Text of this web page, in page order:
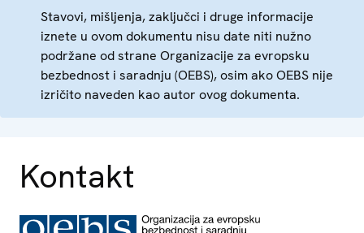
Stavovi, mišljenja, zaključci i druge informacije
iznete u ovom dokumentu nisu date niti nužno
podržane od strane Organizacije za evropsku
bezbednost i saradnju (OEBS), osim ako OEBS nije
izričito naveden kao autor ovog dokumenta.
Kontakt